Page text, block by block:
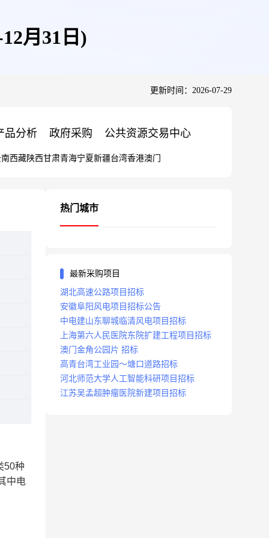
月31日)
更新时间：2026-07-29
品分析 政府采购 公共资源交易中心
西藏陕西甘肃青海宁夏新疆台湾香港澳门
50种
中电
热门城市
最新采购项目
湖北高速公路项目招标
安徽阜阳风电项目招标公告
中电建山东聊城临清风电项目招标
上海第六人民医院东院扩建工程项目招标
澳门金角公园片 招标
高青台湾工业园～塘口道路招标
河北师范大学人工智能科研项目招标
江苏吴孟超肿瘤医院新建项目招标